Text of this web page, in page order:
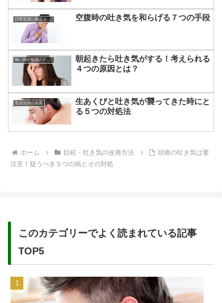
日常生活に役立つあれこれ 空腹時の吐き気を和らげる７つの手段
怖い病や怪我のチェック
朝起きたら吐き気がする！考えられる
４つの原因とは？
生活習慣の改善
生あくびと吐き気が襲ってきた時にと
る５つの対処法
ホーム 目眩・吐き気の改善方法
頭痛の吐き気は要
注意！疑うべき５つの病とその対処
このカテゴリーでよく読まれている記事
TOP5